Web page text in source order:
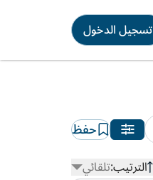
تسجيل الدخول
حفظ
الترتيب:تلقائي